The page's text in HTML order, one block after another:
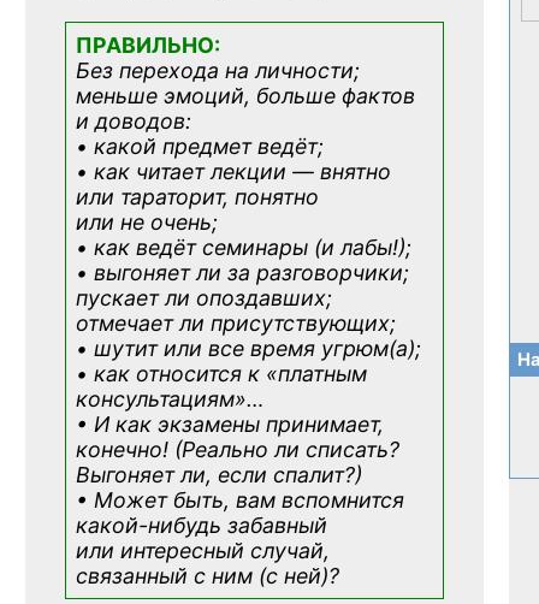
ПРАВИЛЬНО:
Без перехода на личности;
меньше эмоций, больше фактов
и доводов:
• какой предмет ведёт;
• как читает лекции — внятно
или тараторит, понятно
или не очень;
• как ведёт семинары (и лабы!);
• выгоняет ли за разговорчики;
пускает ли опоздавших;
отмечает ли присутствующих;
• шутит или все время угрюм(а);
• как относится к «платным
консультациям»…
• И как экзамены принимает,
конечно! (Реально ли списать?
Выгоняет ли, если спалит?)
• Может быть, вам вспомнится
какой-нибудь забавный
или интересный случай,
связанный с ним (с ней)?